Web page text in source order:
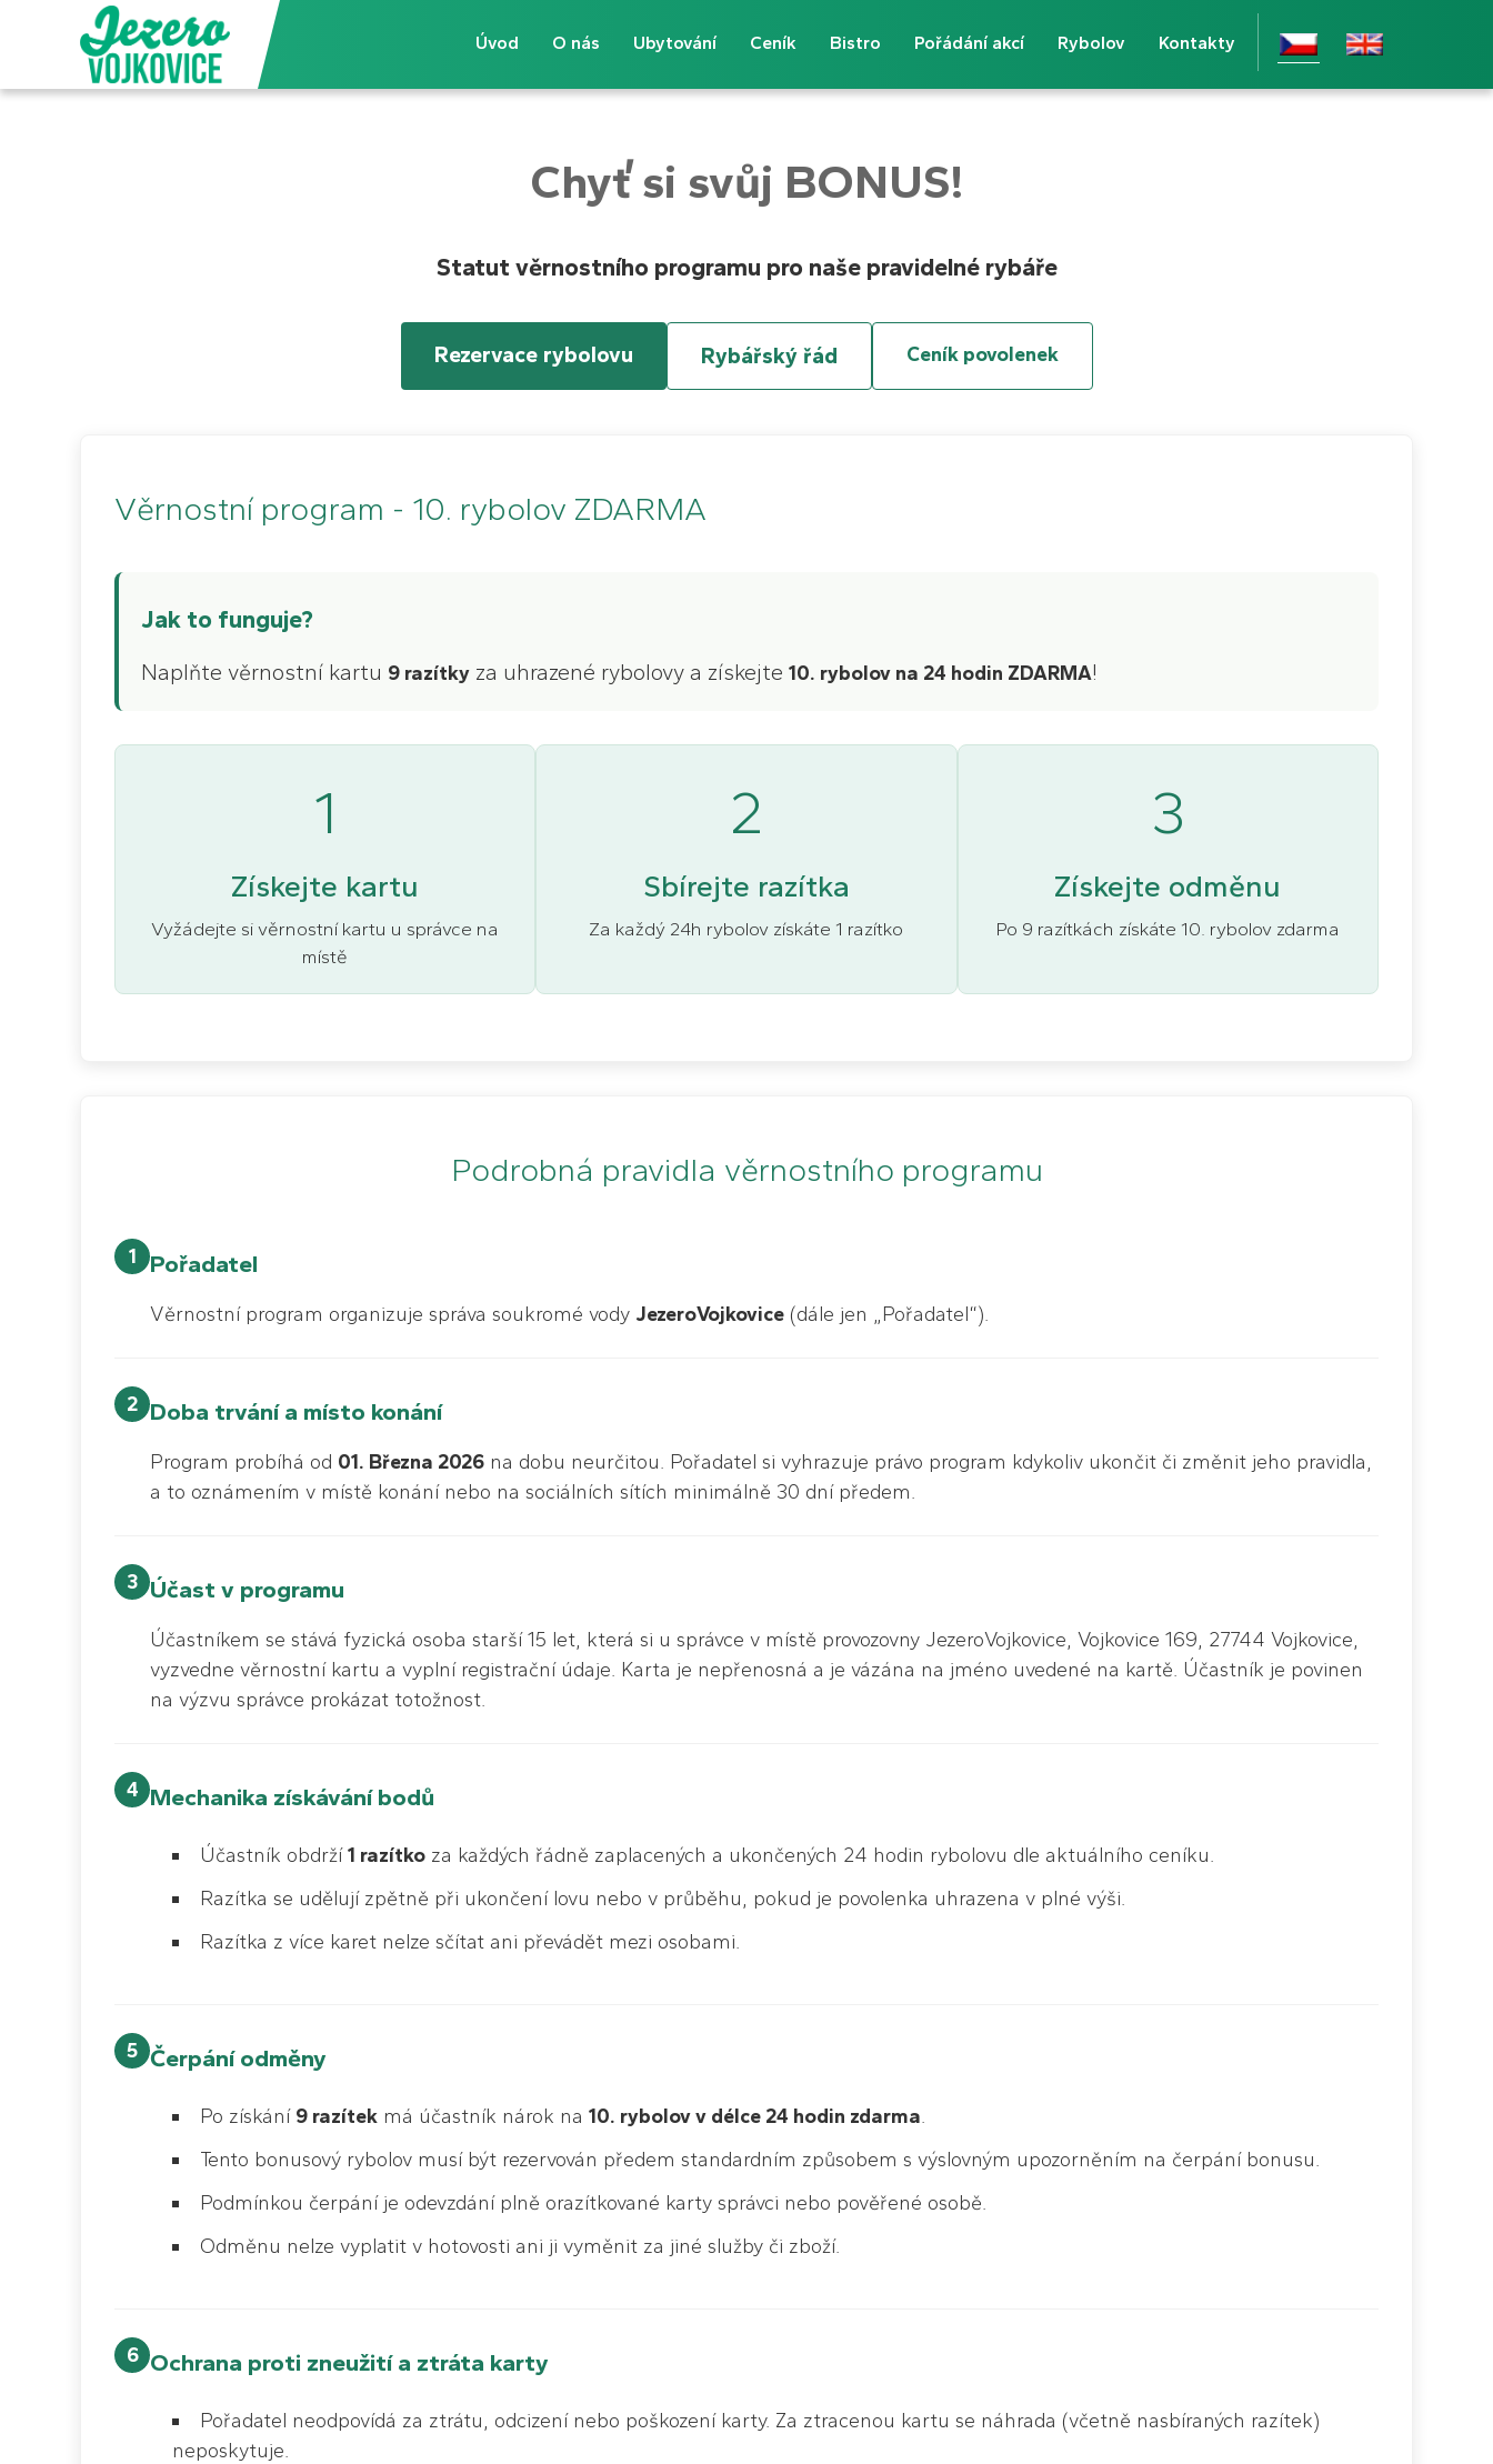
Úvod O nás Ubytování Ceník Bistro Pořádání akcí Rybolov Kontakty
Chyť si svůj BONUS!
Statut věrnostního programu pro naše pravidelné rybáře
Rezervace rybolovu Rybářský řád Ceník povolenek
Věrnostní program - 10. rybolov ZDARMA
Jak to funguje?
Naplňte věrnostní kartu 9 razítky za uhrazené rybolovy a získejte 10. rybolov na 24 hodin ZDARMA!
1
Získejte kartu
Vyžádejte si věrnostní kartu u správce na
místě
2
Sbírejte razítka
Za každý 24h rybolov získáte 1 razítko
3
Získejte odměnu
Po 9 razítkách získáte 10. rybolov zdarma
Podrobná pravidla věrnostního programu
1 Pořadatel
Věrnostní program organizuje správa soukromé vody JezeroVojkovice (dále jen „Pořadatel“).
2 Doba trvání a místo konání
Program probíhá od 01. Března 2026 na dobu neurčitou. Pořadatel si vyhrazuje právo program kdykoliv ukončit či změnit jeho pravidla,
a to oznámením v místě konání nebo na sociálních sítích minimálně 30 dní předem.
3 Účast v programu
Účastníkem se stává fyzická osoba starší 15 let, která si u správce v místě provozovny JezeroVojkovice, Vojkovice 169, 27744 Vojkovice,
vyzvedne věrnostní kartu a vyplní registrační údaje. Karta je nepřenosná a je vázána na jméno uvedené na kartě. Účastník je povinen
na výzvu správce prokázat totožnost.
4 Mechanika získávání bodů
Účastník obdrží1 razítko za každých řádně zaplacených a ukončených 24 hodin rybolovu dle aktuálního ceníku.
Razítka se udělují zpětně při ukončení lovu nebo v průběhu, pokud je povolenka uhrazena v plné výši.
Razítka z více karet nelze sčítat ani převádět mezi osobami.
5 Čerpání odměny
Po získání 9 razítek má účastník nárok na 10. rybolov v délce 24 hodin zdarma.
Tento bonusový rybolov musí být rezervován předem standardním způsobem s výslovným upozorněním na čerpání bonusu.
Podmínkou čerpání je odevzdání plně orazítkované karty správci nebo pověřené osobě.
Odměnu nelze vyplatit v hotovosti ani ji vyměnit za jiné služby či zboží.
6 Ochrana proti zneužití a ztráta karty
Pořadatel neodpovídá za ztrátu, odcizení nebo poškození karty. Za ztracenou kartu se náhrada (včetně nasbíraných razítek)
neposkytuje.